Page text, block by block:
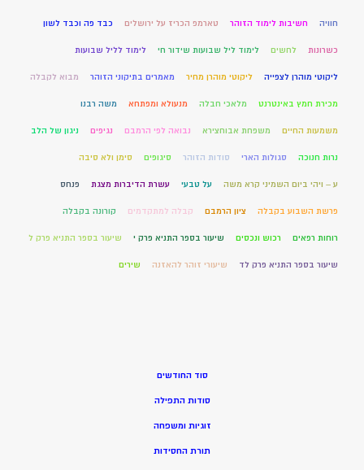
חוויה חשיבות לימוד הזוהר טארמפ הכריז על ירושלים כבד פה וכבד לשון
כשרונות לחשים לימוד ליל שבועות שידור חי לימוד לליל שבועות
ליקוטי מוהרן לצפייה ליקוטי מוהרן מחיר מאמרים בתיקוני הזוהר מבוא לקבלה
מכירת חמץ באינטרנט מלאכי חבלה מנעולא ומפתחא משה רבנו
משמעות החיים משפחת אבוחצירא נבואה לפי הרמבם נגיפים ניגון של הלב
נרות חנוכה סגולות הארי סודות הזוהר סיגופים סימן ולא סיבה
ע – ויהי ביום השמיני קרא משה על טבעי עשרת הדיברות מצגת פנחס
פרשת השבוע בקבלה ציון הרמבם קבלה למתקדמים קורונה בקבלה
רוחות רפאים רכוש ונכסים שיעור בספר התניא פרק י שיעור בספר התניא פרק ל
שיעור בספר התניא פרק לד שיעורי זוהר להאזנה שירים
סוד החודשים
סודות התפילה
זוגיות ומשפחה
תורת החסידות